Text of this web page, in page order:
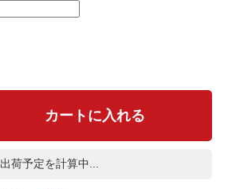
カートに入れる
出荷予定を計算中...